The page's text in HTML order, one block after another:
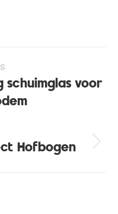
schuimglas voor
Hofbogen